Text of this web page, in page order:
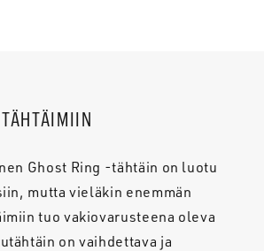
Ghost Ring -tähtäin on luotu
mutta vieläkin enemmän
tuo vakiovarusteena oleva
on vaihdettava ja